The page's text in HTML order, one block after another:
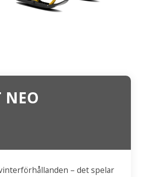
NEO
– det spelar